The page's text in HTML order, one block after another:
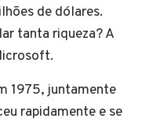
de dólares.
tanta riqueza? A
1975, juntamente
rapidamente e se